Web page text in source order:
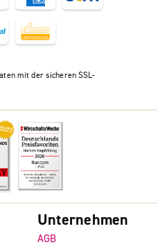
mit der sicheren SSL-
Unternehmen
AGB